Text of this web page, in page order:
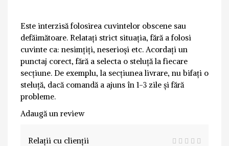
Este interzisă folosirea cuvintelor obscene sau
defăimătoare. Relatați strict situația, fără a folosi
cuvinte ca: nesimțiți, neserioși etc. Acordați un
punctaj corect, fără a selecta o steluță la fiecare
secțiune. De exemplu, la secțiunea livrare, nu bifați o
steluță, dacă comandă a ajuns în 1-3 zile și fără
probleme.
Adaugă un review
Relații cu clienții